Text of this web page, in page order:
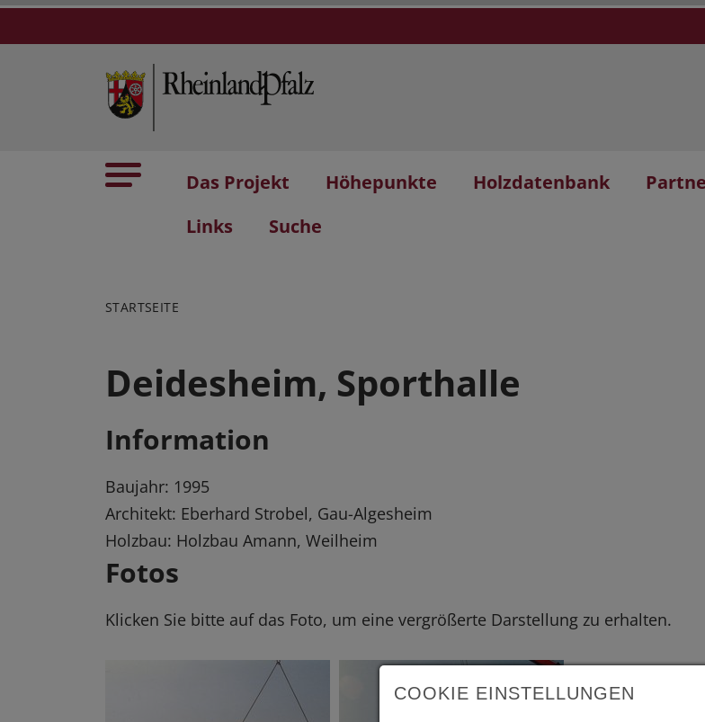
Das Projekt Höhepunkte Holzdatenbank
Links
Suche
STARTSEITE
Deidesheim, Sporthalle
Information
Baujahr: 1995
Architekt: Eberhard Strobel, Gau-Algesheim
Holzbau: Holzbau Amann, Weilheim
Fotos
Klicken Sie bitte auf das Foto, um eine vergrößerte Darstellung zu erhalten.
COOKIE EINSTELLUNGEN